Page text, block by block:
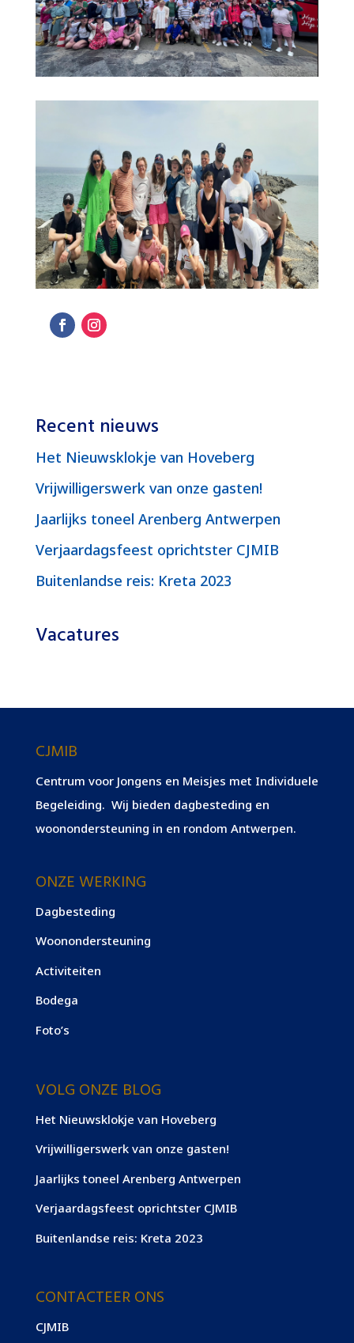
Recent nieuws
Het Nieuwsklokje van Hoveberg
Vrijwilligerswerk van onze gasten!
Jaarlijks toneel Arenberg Antwerpen
Verjaardagsfeest oprichtster CJMIB
Buitenlandse reis: Kreta 2023
Vacatures
CJMIB
Centrum voor Jongens en Meisjes met Individuele
Begeleiding. Wij bieden dagbesteding en
woonondersteuning in en rondom Antwerpen.
ONZE WERKING
Dagbesteding
Woonondersteuning
Activiteiten
Bodega
Foto’s
VOLG ONZE BLOG
Het Nieuwsklokje van Hoveberg
Vrijwilligerswerk van onze gasten!
Jaarlijks toneel Arenberg Antwerpen
Verjaardagsfeest oprichtster CJMIB
Buitenlandse reis: Kreta 2023
CONTACTEER ONS
CJMIB